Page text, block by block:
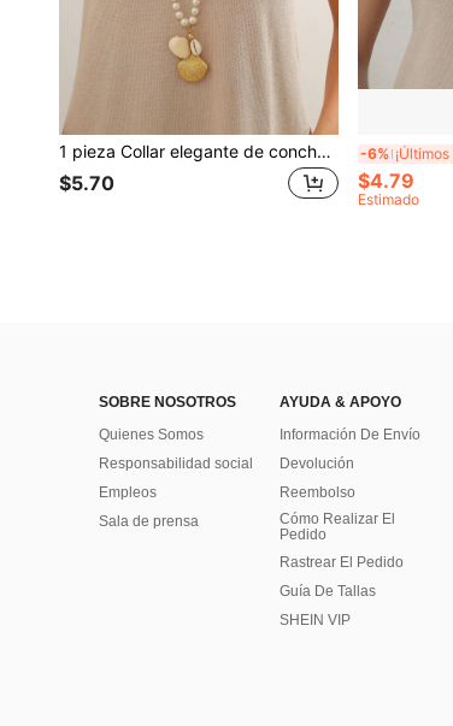
1 pieza Collar elegante de conchas de perlas con cuentas de estilo costero, adecuado para uso diario
$5.70
-6%
$4.79
Estimado
SOBRE NOSOTROS
Quienes Somos
Responsabilidad social
Empleos
Sala de prensa
AYUDA & APOYO
Información De Envío
Devolución
Reembolso
Cómo Realizar El
Pedido
Rastrear El Pedido
Guía De Tallas
SHEIN VIP